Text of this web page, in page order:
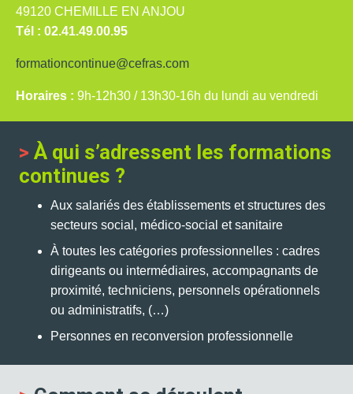
49120 CHEMILLE EN ANJOU
Tél : 02.41.49.00.95
formationcontinue@cefras.com
Horaires : 9h-12h30 / 13h30-16h du lundi au vendredi
> À qui s’adressent les formations
continues ?
Aux salariés des établissements et structures des
secteurs social, médico-social et sanitaire
À toutes les catégories professionnelles : cadres
dirigeants ou intermédiaires, accompagnants de
proximité, techniciens, personnels opérationnels
ou administratifs, (…)
Personnes en reconversion professionnelle